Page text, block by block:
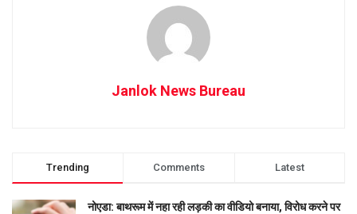
Janlok News Bureau
Trending Comments Latest
नोएडा: बाथरूम में नहा रही लड़की का वीडियो बनाया, विरोध करने पर